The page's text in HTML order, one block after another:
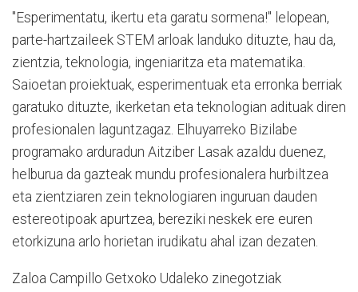
"Esperimentatu, ikertu eta garatu sormena!" lelopean,
parte-hartzaileek STEM arloak landuko dituzte, hau da,
zientzia, teknologia, ingeniaritza eta matematika.
Saioetan proiektuak, esperimentuak eta erronka berriak
garatuko dituzte, ikerketan eta teknologian adituak diren
profesionalen laguntzagaz. Elhuyarreko Bizilabe
programako arduradun Aitziber Lasak azaldu duenez,
helburua da gazteak mundu profesionalera hurbiltzea
eta zientziaren zein teknologiaren inguruan dauden
estereotipoak apurtzea, bereziki neskek ere euren
etorkizuna arlo horietan irudikatu ahal izan dezaten.
Zaloa Campillo Getxoko Udaleko zinegotziak